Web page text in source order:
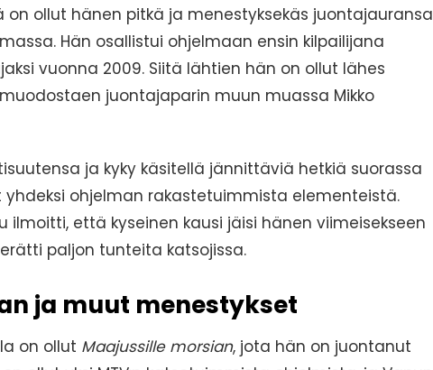
on ollut hänen pitkä ja menestyksekäs juontajauransa
Hän osallistui ohjelmaan ensin kilpailijana
vuonna 2009. Siitä lähtien hän on ollut lähes
juontajaparin muun muassa Mikko
ja kyky käsitellä jännittäviä hetkiä suorassa
ohjelman rakastetuimmista elementeistä.
ilmoitti, että kyseinen kausi jäisi hänen viimeisekseen
paljon tunteita katsojissa.
ja muut menestykset
on ollut Maajussille morsian, jota hän on juontanut